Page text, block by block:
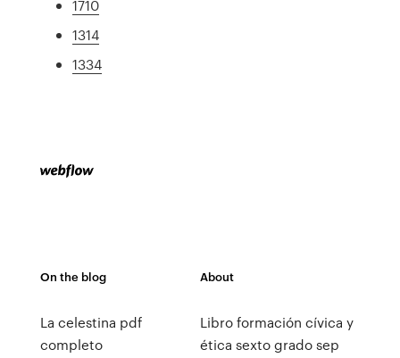
1710
1314
1334
On the blog
La celestina pdf
completo
About
Libro formación cívica y
ética sexto grado sep